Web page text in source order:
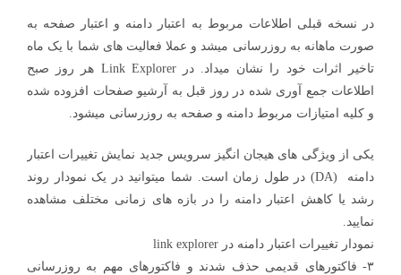
در نسخه قبلی اطلاعات مربوط به اعتبار دامنه و اعتبار صفحه به
صورت ماهانه به روزرسانی میشد و عملا فعالیت های شما با یک ماه
تاخیر اثرات خود را نشان میداد. در Link Explorer هر روز صبح
اطلاعات جمع آوری شده در روز قبل به آرشیو صفحات افزوده شده
و کلیه امتیازات مربوط دامنه و صفحه به روزرسانی میشود.
یکی از ویژگی های هیجان انگیز سرویس جدید نمایش تغییرات اعتبار
دامنه (DA) در طول زمان است. شما میتوانید در یک نمودار روند
رشد یا کاهش اعتبار دامنه را در بازه های زمانی مختلف مشاهده
نمایید.
نمودار تغییرات اعتبار دامنه در link explorer
۳- فاکتورهای قدیمی حذف شدند و فاکتورهای مهم به روزرسانی